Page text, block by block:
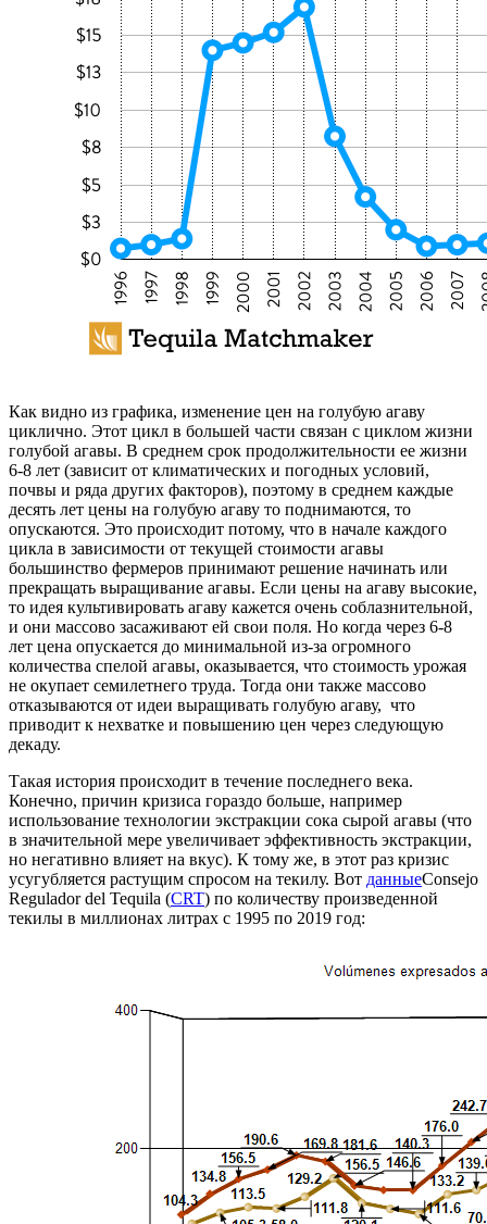
Как видно из графика, изменение цен на голубую агаву
циклично. Этот цикл в большей части связан с циклом жизни
голубой агавы. В среднем срок продолжительности ее жизни
6-8 лет (зависит от климатических и погодных условий,
почвы и ряда других факторов), поэтому в среднем каждые
десять лет цены на голубую агаву то поднимаются, то
опускаются. Это происходит потому, что в начале каждого
цикла в зависимости от текущей стоимости агавы
большинство фермеров принимают решение начинать или
прекращать выращивание агавы. Если цены на агаву высокие,
то идея культивировать агаву кажется очень соблазнительной,
и они массово засаживают ей свои поля. Но когда через 6-8
лет цена опускается до минимальной из-за огромного
количества спелой агавы, оказывается, что стоимость урожая
не окупает семилетнего труда. Тогда они также массово
отказываются от идеи выращивать голубую агаву, что
приводит к нехватке и повышению цен через следующую
декаду.
Такая история происходит в течение последнего века.
Конечно, причин кризиса гораздо больше, например
использование технологии экстракции сока сырой агавы (что
в значительной мере увеличивает эффективность экстракции,
но негативно влияет на вкус). К тому же, в этот раз кризис
усугубляется растущим спросом на текилу. Вот данныеConsejo
Regulador del Tequila (CRT) по количеству произведенной
текилы в миллионах литрах с 1995 по 2019 год: